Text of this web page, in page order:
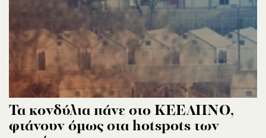
Τα κονδύλια πάνε στο ΚΕΕΛΠΝΟ,
φτάνουν όμως στα hotspots των